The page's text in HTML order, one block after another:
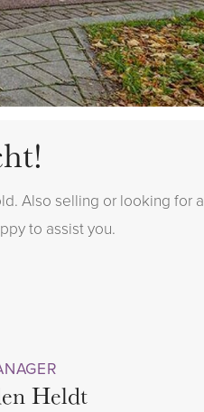
Also selling or looking for a
to assist you.
Heldt